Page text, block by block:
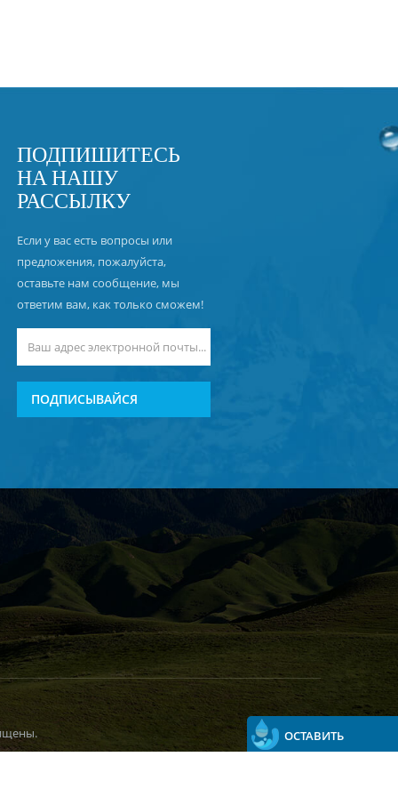
ПОДПИШИТЕСЬ
НА НАШУ
РАССЫЛКУ
Если у вас есть вопросы или
предложения, пожалуйста,
оставьте нам сообщение, мы
ответим вам, как только сможем!
ПОДПИСЫВАЙСЯ
ОСТАВИТЬ